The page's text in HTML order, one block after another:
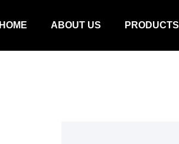
HOME ABOUT US PRODUCTS